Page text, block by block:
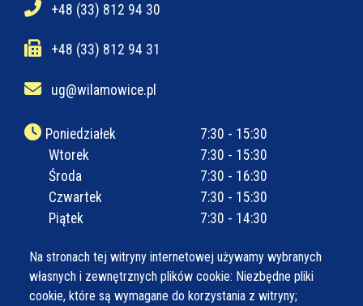
Na stronach tej witryny internetowej używamy wybranych
własnych i zewnętrznych plików cookie: Niezbędne pliki
cookie, które są wymagane do korzystania z witryny;
+48 (33) 812 94 30
+48 (33) 812 94 31
ug@wilamowice.pl
Poniedziałek
7:30 - 15:30
Wtorek
7:30 - 15:30
Środa
7:30 - 16:30
Czwartek
7:30 - 15:30
Piątek
7:30 - 14:30